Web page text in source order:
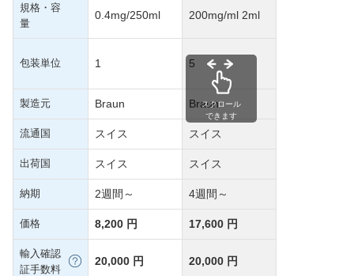
規格・容
量
0.4mg/250ml 200mg/ml 2ml
包装単位 1 5
製造元 Braun Braun
流通国 スイス スイス
出荷国 スイス スイス
納期 2週間～ 4週間～
価格 8,200 円 17,600 円
輸入確認
証手数料
20,000 円 20,000 円
スクロール
できます